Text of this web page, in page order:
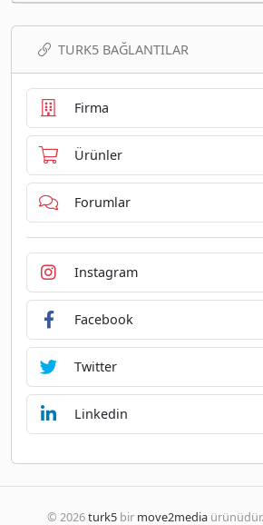
TURK5 BAĞLANTILAR
Firma
Ürünler
Forumlar
Instagram
Facebook
Twitter
Linkedin
© 2026turk5 bir move2media ürünüdür.